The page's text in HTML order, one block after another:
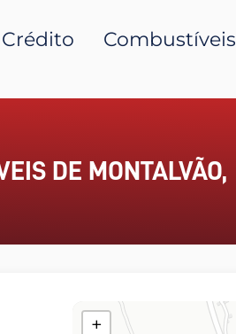
Crédito Combustíveis
DE MONTALVÃO,
+